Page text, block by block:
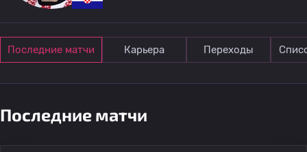
Последние матчи Карьера Переходы
Последние матчи